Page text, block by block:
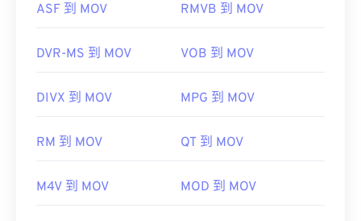
ASF 到 MOV RMVB 到 MOV
DVR-MS 到 MOV VOB 到 MOV
DIVX 到 MOV MPG 到 MOV
RM 到 MOV QT 到 MOV
M4V 到 MOV MOD 到 MOV